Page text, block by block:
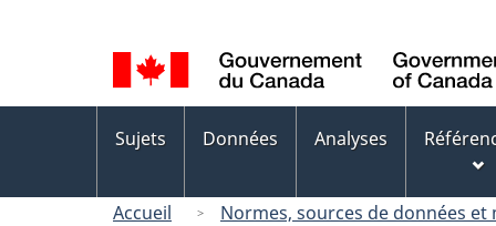
de
la
langue
des
Sujets Données Analyses
Accueil Normes, sources de données et